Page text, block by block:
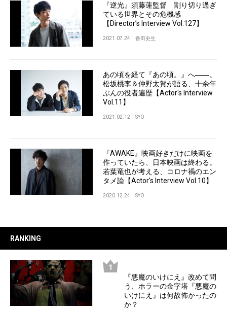
『逆光』須藤蓮監督 割り切り過ぎ
ている世界とその危機感
【Director’s Interview Vol.127】
2021.07.24 香田史生
あの頃を経て『あの頃。』へ――。
松坂桃李＆仲野太賀が語る、十余年
ぶんの役者遍歴【Actor's Interview
Vol.11】
2021.02.12 SYO
『AWAKE』映画好きだけに映画を
作っていたら、日本映画は終わる。
若葉竜也が考える、コロナ禍のエン
タメ論【Actor's Interview Vol.10】
2020.12.24 SYO
RANKING
『悪魔のいけにえ』改めて問
う、ホラーの金字塔『悪魔の
いけにえ』は何故怖かったの
か？